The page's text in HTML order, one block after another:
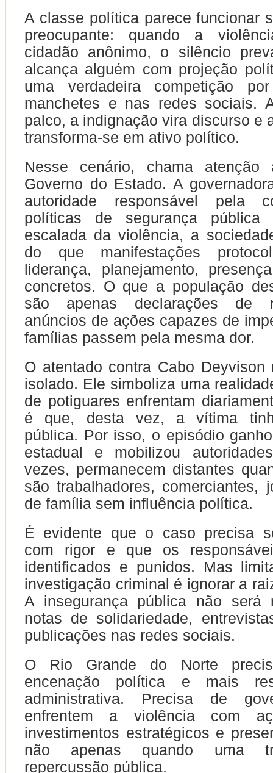
A classe política parece funcionar
preocupante: quando a
cidadão anônimo, o silêncio
alcança alguém com projeção
uma verdadeira competição
manchetes e nas redes sociais.
palco, a indignação vira discurso e
transforma-se em ativo político.
Nesse cenário, chama
Governo do Estado. A
autoridade responsável pela
políticas de segurança
escalada da violência, a
do que manifestações
liderança, planejamento,
concretos. O que a população
são apenas declarações de
anúncios de ações capazes de
famílias passem pela mesma dor.
O atentado contra Cabo
isolado. Ele simboliza uma
de potiguares enfrentam
é que, desta vez, a vítima
pública. Por isso, o episódio
estadual e mobilizou
vezes, permanecem distantes
são trabalhadores, comerciantes,
de família sem influência política.
É evidente que o caso precisa
com rigor e que os
identificados e punidos. Mas
investigação criminal é ignorar a
A insegurança pública não será
notas de solidariedade,
publicações nas redes sociais.
O Rio Grande do Norte
encenação política e mais
administrativa. Precisa de
enfrentem a violência com
investimentos estratégicos e
não apenas quando uma
repercussão pública.